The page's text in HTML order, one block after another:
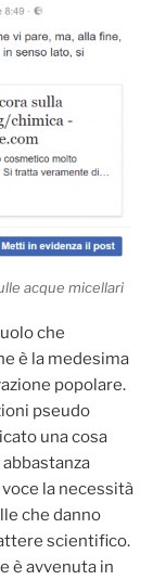
acque micellari
che
è la medesima
popolare.
pseudo
una cosa
la necessità
che danno
scientifico.
è avvenuta in